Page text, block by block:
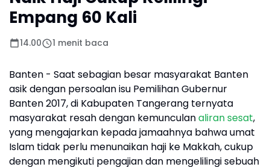
Empang 60 Kali
14.00 1 menit baca
Banten - Saat sebagian besar masyarakat Banten
asik dengan persoalan isu Pemilihan Gubernur
Banten 2017, di Kabupaten Tangerang ternyata
masyarakat resah dengan kemunculanaliran sesat,
yang mengajarkan kepada jamaahnya bahwa umat
Islam tidak perlu menunaikan haji ke Makkah, cukup
dengan mengikuti pengajian dan mengelilingi sebuah